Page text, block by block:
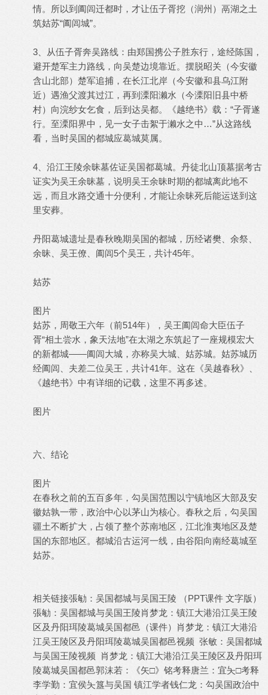
情。所以到阖闾迁都时，才让伍子胥挖（润州）鬲湖之土
筑姑苏“阖闾城”。
3、从伍子胥奔吴路线：由郑国携公子胜东行，途经陈国，
避开楚军主力路线，向吴楚边境靠近。摆脱昭关（今安徽
含山北部）楚军追捕，在长江北岸（今安徽和县乌江附
近）遇渔父渡其过江，再到溧阳濑水（今溧阳旧县中桥
村）向浣纱女乞食，后到达吴都。《越绝书》载：“子胥遂
行。至溧阳界中，见一女子击絮于濑水之中…”从这路线
看，当时吴国的都城应葛城莫属。
4、沿江王陵余昧墓佐证吴国都葛城。丹徒北山顶墓据考古
证实为吴王余昧墓，说明吴王余昧时期的都城离此地不
远，而且水路交通十分便利，才能让余昧死后能运送到这
里安葬。
丹阳葛城遗址是春秋晚期吴国的都城，历经诸樊、余祭、
余昧、吴王僚、阖闾5个吴王，共计45年。
姑苏
图片
姑苏，周敬王六年（前514年），吴王阖闾命大臣伍子
胥“相土尝水，象天法地”在太湖之东筑起了一座规模宏大
的新都城——阖闾大城，亦称吴大城、姑苏城。姑苏城历
经阖闾、夫差二位吴王，共计41年。这在《吴越春秋》、
《越绝书》中有详细的记载，这里不再多述。
图片
六、结论
图片
在春秋之前的五百多年，勾吴国范围以宁镇地区大部及安
徽姑孰一带，政治中心以茅山为核心。春秋之后，勾吴国
疆土不断扩大，占领了整个苏南地区，江北淮夷地区及楚
国的东部地区。都城沿古运河一线，由谷阳向南经葛城至
姑苏。
相关链接張勄：吴国都城与吴国王陵 （PPT课件 文字版）
張勄：吴国都城与吴国王陵肖梦龙：镇江大港沿江吴王陵
区及丹阳珥陵葛城吴国都邑（课件）
肖梦龙：镇江大港沿
江吴王陵区及丹阳珥陵葛城吴国都邑视频 张敏：吴国都城
与吴国王陵视频 肖梦龙：镇江大港沿江吴王陵区及丹阳珥
陵葛城吴国都邑郭沫若：《矢□》铭考释唐兰：宜夨□考释
李学勤：宜侯夨簋与吴国 镇江学者钱仁龙：勾吴国政治中